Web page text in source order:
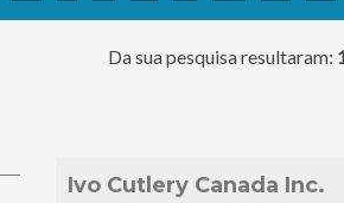
Da sua pesquisa resultaram: 1
Ivo Cutlery Canada Inc.